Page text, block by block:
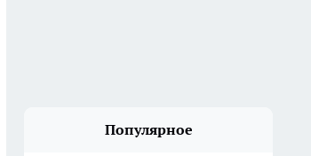
Популярное